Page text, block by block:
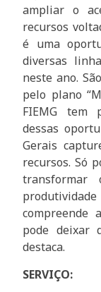
ampliar o
recursos
é uma
diversas
neste ano.
pelo plano
FIEMG tem
dessas
Gerais
recursos. Só
transformar
compreende
pode deixar
destaca.
SERVIÇO: